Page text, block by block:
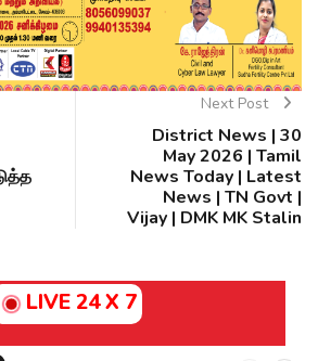
Next Post
District News | 30
May 2026 | Tamil
News Today | Latest
News | TN Govt |
Vijay | DMK MK Stalin
LIVE 24 X 7